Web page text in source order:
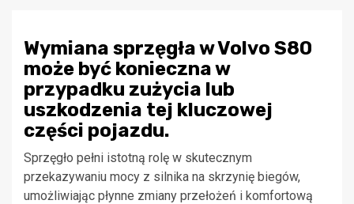
Wymiana sprzęgła w Volvo S80
może być konieczna w
przypadku zużycia lub
uszkodzenia tej kluczowej
części pojazdu.
Sprzęgło pełni istotną rolę w skutecznym
przekazywaniu mocy z silnika na skrzynię biegów,
umożliwiając płynne zmiany przełożeń i komfortową